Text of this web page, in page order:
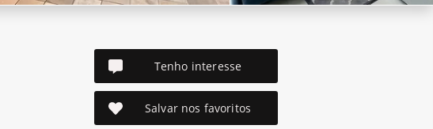
Tenho interesse
Salvar nos favoritos